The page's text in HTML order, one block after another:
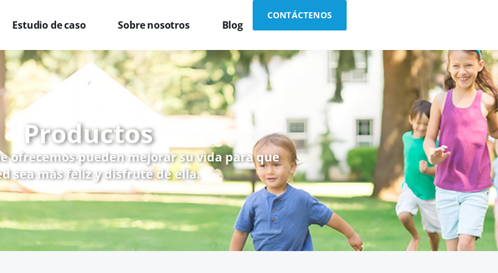
Estudio de caso Sobre nosotros Blog
CONTÁCTENOS
Productos
ofrecemos pueden mejorar su vida para que
sea más feliz y disfrute de ella.